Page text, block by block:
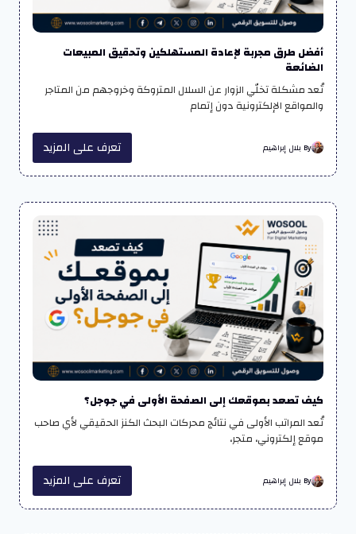
أفضل طرق مجربة لإعادة المستهلكين وتحقيق المبيعات
الضائعة
تُعد مشكلة تخلّي الزوار عن السلال المتروكة وخروجهم من المتاجر
والمواقع الإلكترونية دون إتمام
By بلال إبراهيم تعرف على المزيد
كيف تصعد بموقعك إلى الصفحة الأولى في جوجل؟
تُعد المراتب الأولى في نتائج محركات البحث الكنز الحقيقي لأي صاحب
موقع إلكتروني، متجر،
By بلال إبراهيم تعرف على المزيد